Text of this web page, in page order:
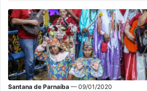
Santana de Parnaíba — 09/01/2020